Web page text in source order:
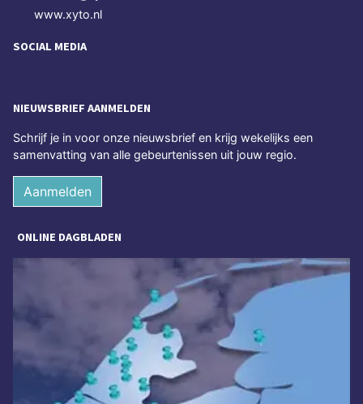
www.xyto.nl
SOCIAL MEDIA
NIEUWSBRIEF AANMELDEN
Schrijf je in voor onze nieuwsbrief en krijg wekelijks een
samenvatting van alle gebeurtenissen uit jouw regio.
Aanmelden
ONLINE DAGBLADEN